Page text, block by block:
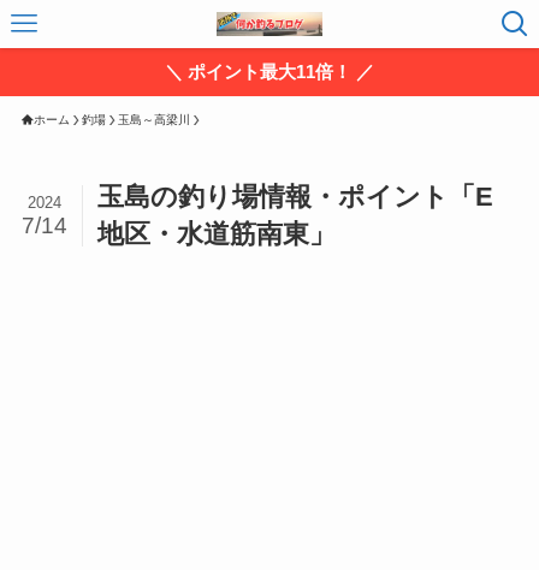
＼ ポイント最大11倍！ ／
ホーム 釣場 玉島～高梁川
玉島の釣り場情報・ポイント「E
地区・水道筋南東」
2024
7/14